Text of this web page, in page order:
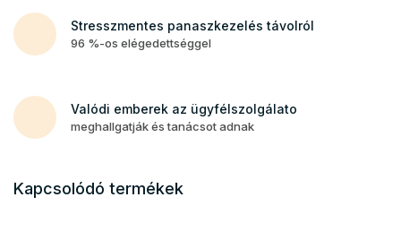
Stresszmentes panaszkezelés távolról
96 %-os elégedettséggel
Valódi emberek az ügyfélszolgálato
meghallgatják és tanácsot adnak
Kapcsolódó termékek